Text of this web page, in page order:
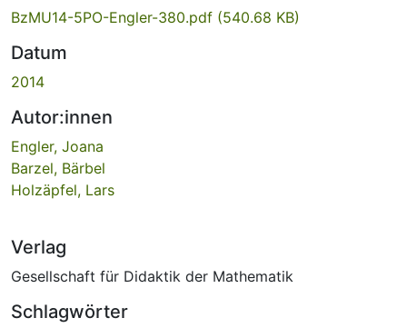
BzMU14-5PO-Engler-380.pdf (540.68 KB)
Datum
2014
Autor:innen
Engler, Joana
Barzel, Bärbel
Holzäpfel, Lars
Verlag
Gesellschaft für Didaktik der Mathematik
Schlagwörter